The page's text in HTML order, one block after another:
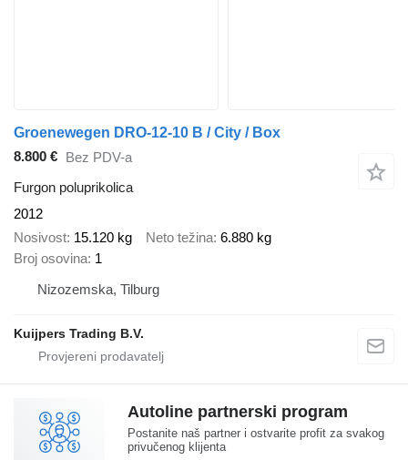
Groenewegen DRO-12-10 B / City / Box
8.800 € Bez PDV-a
Furgon poluprikolica
2012
Nosivost 15.120 kg Neto težina 6.880 kg
Broj osovina 1
Nizozemska, Tilburg
Kuijpers Trading B.V.
Autoline partnerski program
Postanite naš partner i ostvarite profit za svakog
privučenog klijenta